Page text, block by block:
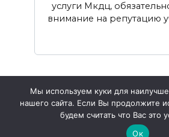
услуги Мкдц,
внимание на репутацию
© 2026 Топ Пресса
Мы используем куки для
нашего сайта. Если Вы продолжите
будем считать что Вас это
Ок